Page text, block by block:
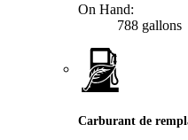
On Hand:
788 gallons
Carburant de